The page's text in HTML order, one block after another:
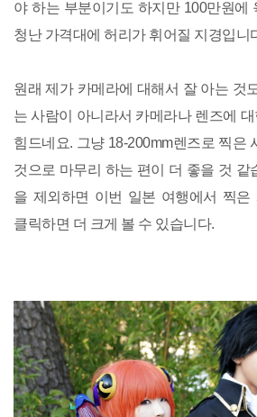
야 하는 부분이기도 하지만 100만원에
청난 가격대에 허리가 휘어질 지경입니
원래 제가 카메라에 대해서 잘 아는 것
는 사람이 아니라서 카메라나 렌즈에
힘드네요. 그냥 18-200mm렌즈로 찍은
것으로 마무리 하는 편이 더 좋을 것 같
을 제외하면 이번 일본 여행에서 찍은
클릭하면 더 크게 볼 수 있습니다.